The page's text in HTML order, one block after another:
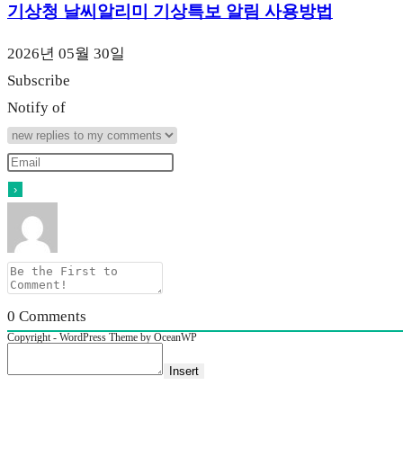
기상청 날씨알리미 기상특보 알림 사용방법
2026년 05월 30일
Subscribe
Notify of
0 Comments
Copyright - WordPress Theme by OceanWP
Insert